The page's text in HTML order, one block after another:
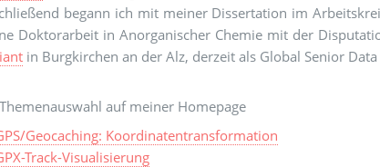
begann ich mit meiner Dissertation im
Doktorarbeit in Anorganischer Chemie mit der
in Burgkirchen an der Alz, derzeit als Global Senior
auf meiner Homepage
Geocaching: Koordinatentransformation
Track-Visualisierung